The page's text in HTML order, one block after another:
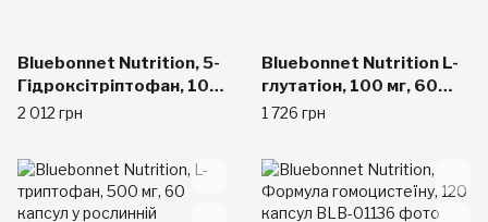
Bluebonnet Nutrition, 5-
Гідроксітріптофан, 100
мг, 120 капсул
2 012 грн
Bluebonnet Nutrition L-
глутатіон, 100 мг, 60
капсул вегетаріанських
1 726 грн